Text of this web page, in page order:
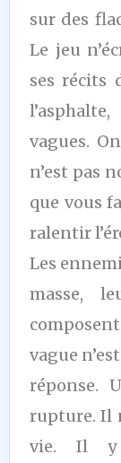
sur des
Le jeu
ses récits
vagues.
n’est pas
que vous
ralentir
Les
masse,
vague
réponse.
rupture. Il
vie. Il y